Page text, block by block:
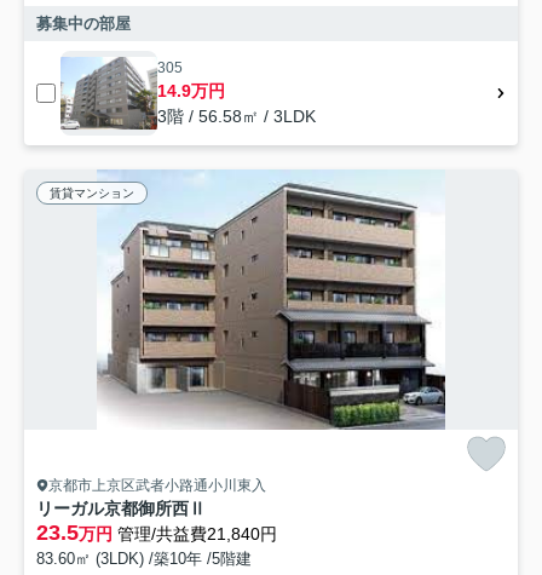
募集中の部屋
305
14.9万円
3階 / 56.58㎡ / 3LDK
賃貸マンション
京都市上京区武者小路通小川東入
リーガル京都御所西Ⅱ
23.5万円 管理/共益費21,840円
83.60㎡ (3LDK) /築10年 /5階建